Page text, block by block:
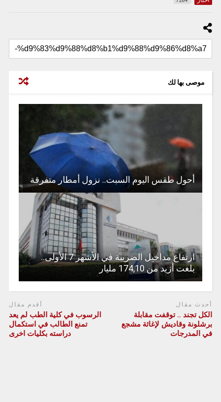
موصى بها لك
أحول طقس اليوم السبت.. نزول أمطار متفرقة
ارتفاع مداخيل الضريبة في الأشهر 7 الأولى..
بلغت أزيد من 174,10 مليار
أحدث مقال
الكل تجند .. توقفت مقابلة
برشلونة وقاديش لإغاثة مشجع
في المدرجات
أقدم مقال
الرسوب في كلية الطب لم يعد
تمنع الطالب في استكمال
دراسته بكليات اخرى